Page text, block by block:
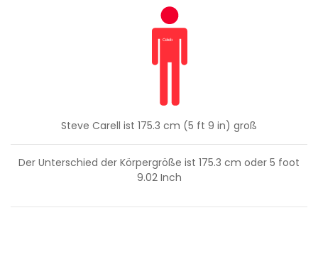
Steve Carell ist 175.3 cm (5 ft 9 in) groß
Der Unterschied der Körpergröße ist 175.3 cm oder 5 foot
9.02Inch